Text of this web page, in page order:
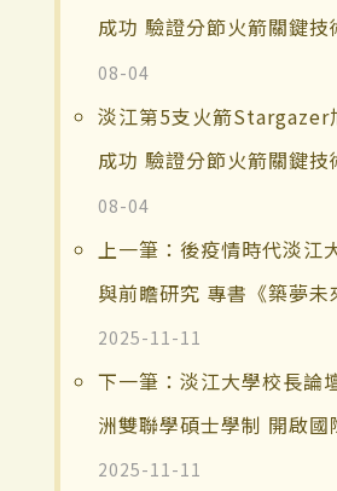
成功 驗證分節火箭關鍵技
08-04
淡江第5支火箭Stargazer
成功 驗證分節火箭關鍵技
08-04
上一筆：後疫情時代淡江
與前瞻研究 專書《築夢未
2025-11-11
下一筆：淡江大學校長論
洲雙聯學碩士學制 開啟國
2025-11-11